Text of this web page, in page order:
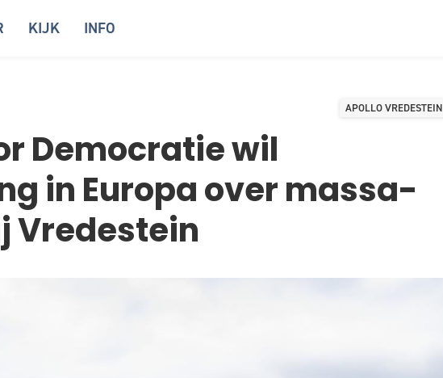
KIJK INFO
APOLLO VREDESTEIN
Democratie wil
in Europa over massa-
Vredestein